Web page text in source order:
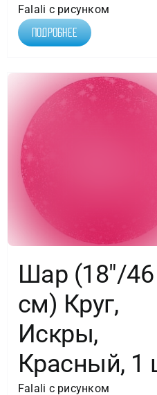
Falali с рисунком
Подробнее
Шар (18″/46
см) Круг,
Искры,
Красный, 1
Falali с рисунком